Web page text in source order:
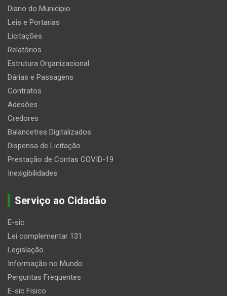
Diario do Municipio
Leis e Portarias
Licitações
Relatórios
Estrutura Organizacional
Dárias e Passagens
Contratos
Adesões
Credores
Balancetres Digitalizados
Dispensa de Licitação
Prestação de Contas COVID-19
Inexigibilidades
Serviço ao Cidadão
E-sic
Lei complementar 131
Legislação
Informação no Mundo
Perguntas Frequentes
E-sic Fisico